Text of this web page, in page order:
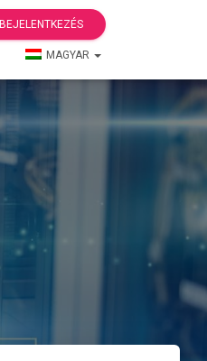
BEJELENTKEZÉS
MAGYAR